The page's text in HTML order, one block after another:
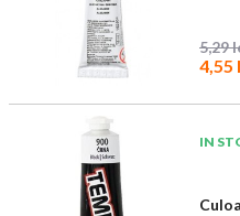
5,29
4,55
IN